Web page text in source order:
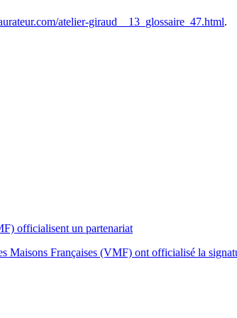
atelier-giraud__13_glossaire_47.html.
officialisent un partenariat
Françaises (VMF) ont officialisé la